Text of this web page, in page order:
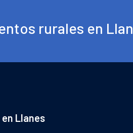
rurales en
Llanes